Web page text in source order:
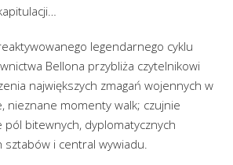
legendarnego cyklu
Bellona przybliża czytelnikowi
największych zmagań wojennych w
nieznane momenty walk; czujnie
bitewnych, dyplomatycznych
sztabów i central wywiadu.